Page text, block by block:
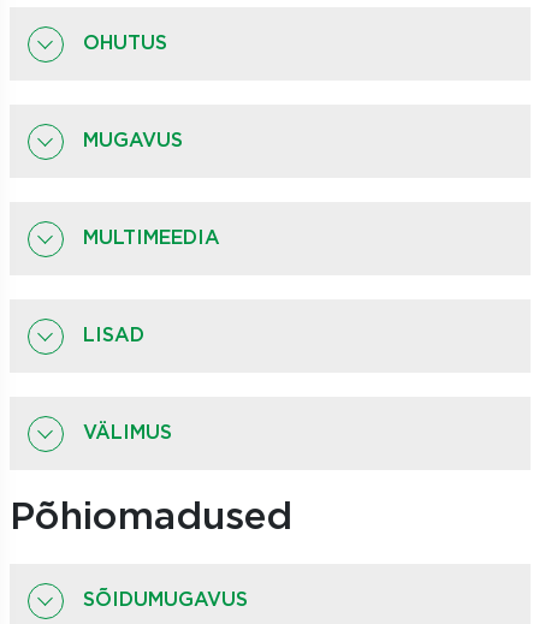
OHUTUS
MUGAVUS
MULTIMEEDIA
LISAD
VÄLIMUS
Põhiomadused
SÕIDUMUGAVUS